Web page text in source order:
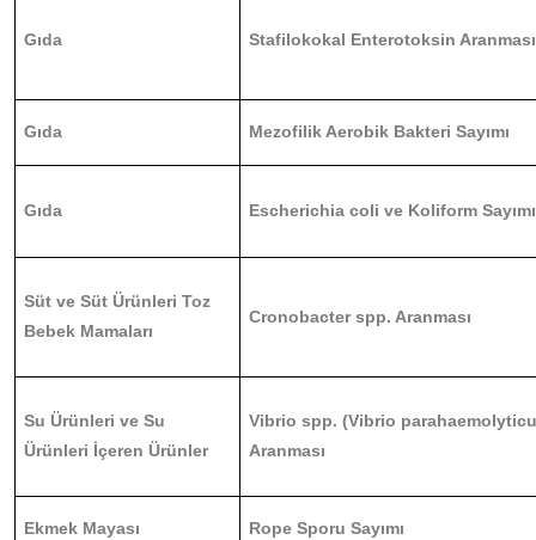
Gıda Stafilokokal Enterotoksin
Gıda Mezofilik Aerobik Bakteri Sayımı
Gıda Escherichia coli ve Koliform Sayımı
Süt ve Süt Ürünleri Toz
Bebek Mamaları
Cronobacter spp. Aranması
Su Ürünleri ve Su
Ürünleri İçeren Ürünler
Vibrio spp. (Vibrio
Aranması
Ekmek Mayası Rope Sporu Sayımı